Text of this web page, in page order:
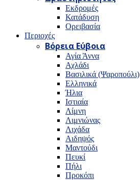
Εκδρομές
Κατάδυση
Ορειβασία
Περιοχές
Βόρεια Εύβοια
Αγία Άννα
Αχλάδι
Βασιλικά (Ψαροπούλι)
Ελληνικά
Ήλια
Ιστιαία
Λίμνη
Λιμνιώνας
Λιχάδα
Αιδηψός
Μαντούδι
Πευκί
Πήλι
Προκόπι